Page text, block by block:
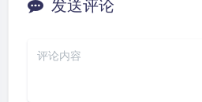
发送评论